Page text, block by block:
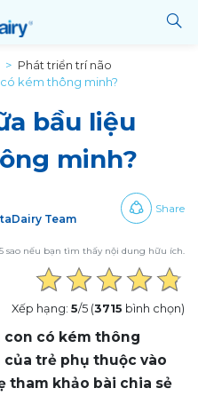
Phát triển trí não
kém thông minh?
bầu liệu
minh?
Team
Share
sao nếu bạn tìm thấy nội dung hữu ích.
Xếp hạng: 5/5 (3715 bình chọn)
con có kém thông
trẻ phụ thuộc vào
tham khảo bài chia sẻ